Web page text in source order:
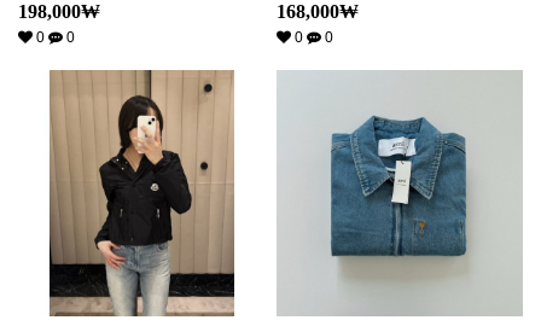
198,000₩
0 0
168,000₩
0 0